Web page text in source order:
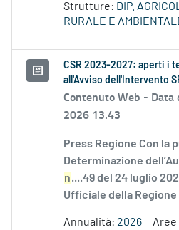
Strutture: DIP.
RURALE E
CSR 2023-2027: aperti i
all'Avviso dell'Intervento
Contenuto Web - Data
2026 13.43
Press Regione Con la
Determinazione
n....49 del 24 luglio
Ufficiale della Regione
Annualità: 2026
Aree